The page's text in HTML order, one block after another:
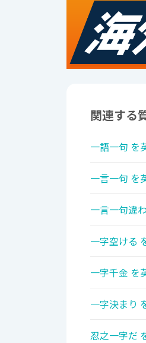
関連する
一語一句 を
一言一句 を
一言一句違
一字空ける
一字千金 を
一字決まり
忍之一字だ